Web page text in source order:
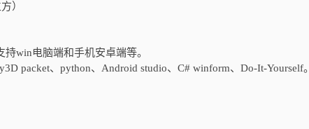
）
win电脑端和手机安卓端等。
packet、python、Android studio、C# winform、Do-It-Yourself。